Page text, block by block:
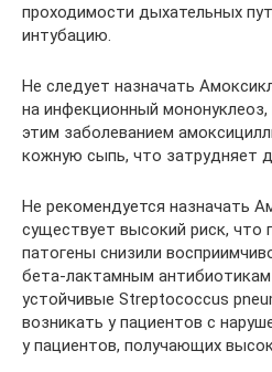
проходимости дыхательных
интубацию.
Не следует назначать
на инфекционный мононуклеоз,
этим заболеванием
кожную сыпь, что затрудняет
Не рекомендуется назначать
существует высокий риск, что
патогены снизили
бета-лактамным антибиотикам
устойчивые Streptococcus
возникать у пациентов с
у пациентов, получающих